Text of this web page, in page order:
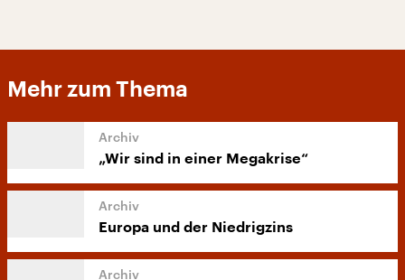
Mehr zum Thema
„Wir sind in einer Megakrise“
Europa und der Niedrigzins